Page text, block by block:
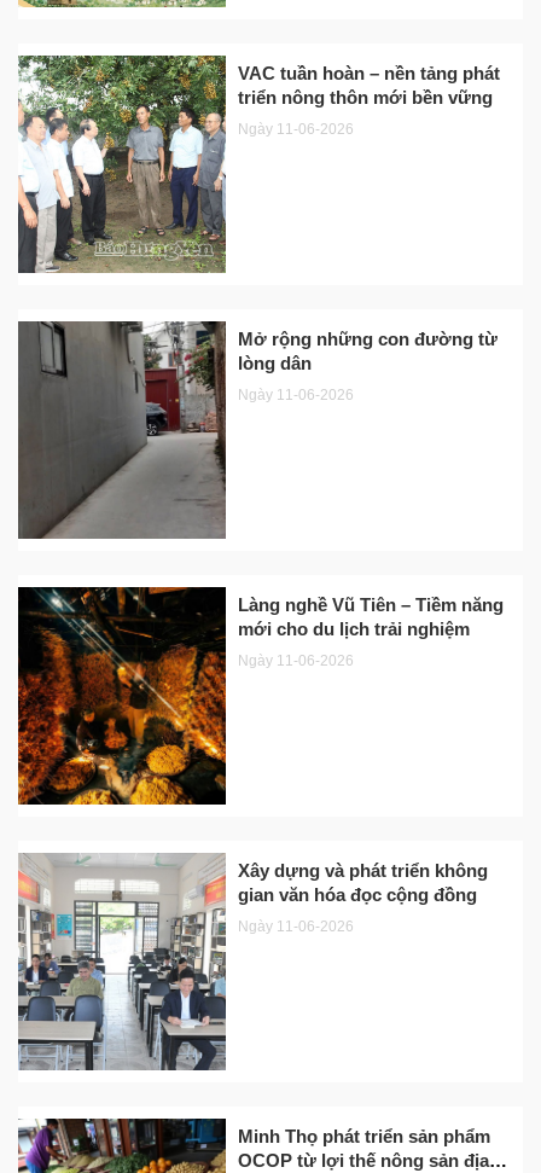
VAC tuần hoàn – nền tảng phát
triển nông thôn mới bền vững
Ngày 11-06-2026
Mở rộng những con đường từ
lòng dân
Ngày 11-06-2026
Làng nghề Vũ Tiên – Tiềm năng
mới cho du lịch trải nghiệm
Ngày 11-06-2026
Xây dựng và phát triển không
gian văn hóa đọc cộng đồng
Ngày 11-06-2026
Minh Thọ phát triển sản phẩm
OCOP từ lợi thế nông sản địa